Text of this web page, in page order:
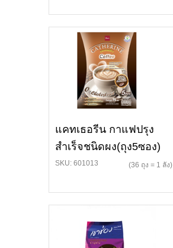
แคทเธอรีน กาแฟปรุง
สำเร็จชนิดผง(ถุง5ซอง)
SKU: 601013 (36 ถุง = 1 ลัง)